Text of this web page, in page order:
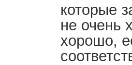
которые
не очень
хорошо,